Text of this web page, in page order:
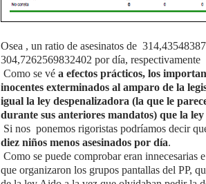
Osea , un ratio de asesinatos de
304,7262569832402 por día, respectivamente
Como se vé a efectos prácticos, los
inocentes exterminados al amparo de la
igual la ley despenalizadora (la que le
durante sus anteriores mandatos) que la
Si nos ponemos rigoristas podríamos decir
diez niños menos asesinados por día.
Como se puede comprobar eran innecesarias
que organizaron los grupos pantallas del PP,